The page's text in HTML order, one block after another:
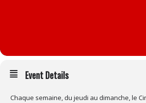
Event Details
Chaque semaine, du jeudi au dimanche, le